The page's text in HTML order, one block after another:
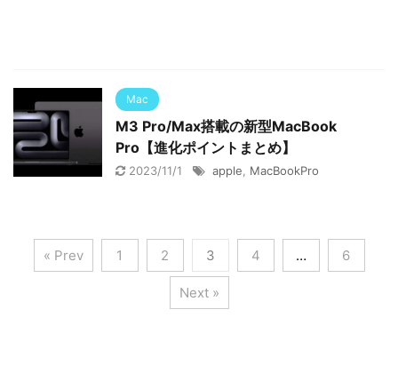
Mac
M3 Pro/Max搭載の新型MacBook
Pro【進化ポイントまとめ】
2023/11/1 apple MacBookPro
« Prev 1 2 3 4 … 6
Next »